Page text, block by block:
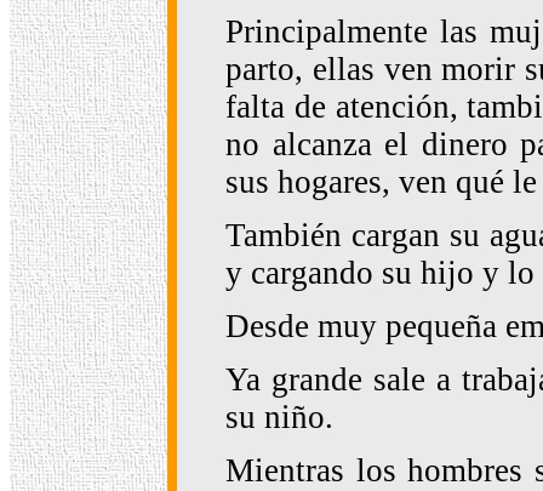
Principalmente las
parto, ellas ven morir
falta de atención,
no alcanza el dinero
sus hogares, ven qué
También cargan su
y cargando su hijo y lo
Desde muy pequeña
Ya grande sale a
su niño.
Mientras los hombres